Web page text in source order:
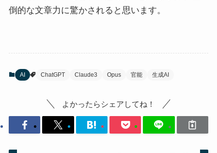
倒的な文章力に驚かされると思います。
AI ChatGPT Claude3 Opus 官能 生成AI
よかったらシェアしてね！